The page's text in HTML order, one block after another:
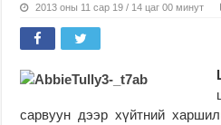
2013 оны 11 сар 19 / 14 цаг 00 минут
сарвуун дээр хүйтний